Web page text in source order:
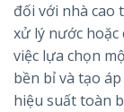
đối với nhà cao
xử lý nước hoặc
việc lựa chọn
bền bỉ và tạo
hiệu suất toàn